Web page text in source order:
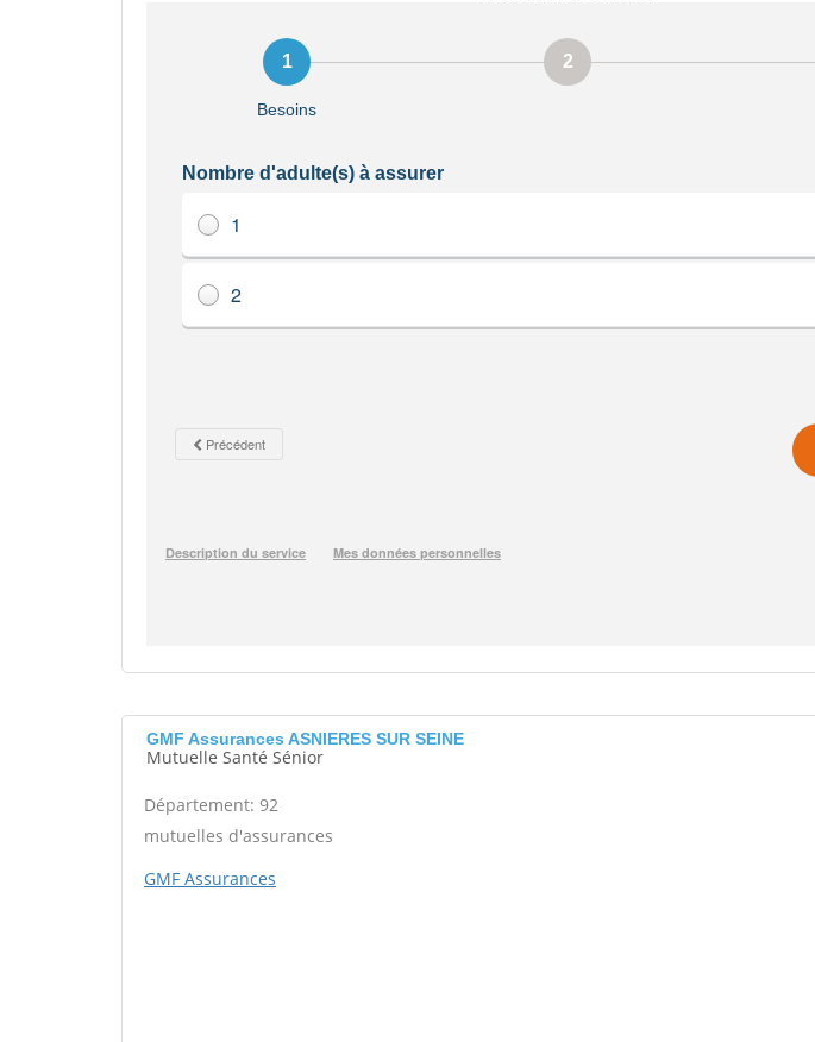
GMF Assurances ASNIERES SUR SEINE
Mutuelle Santé Sénior
Département: 92
mutuelles d'assurances
GMF Assurances